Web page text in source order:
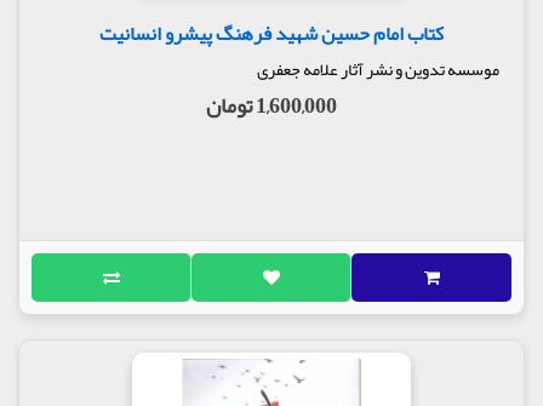
کتاب امام حسین شهید فرهنگ پیشرو انسانیت
موسسه تدوین و نشر آثار علامه جعفری
1,600,000 تومان